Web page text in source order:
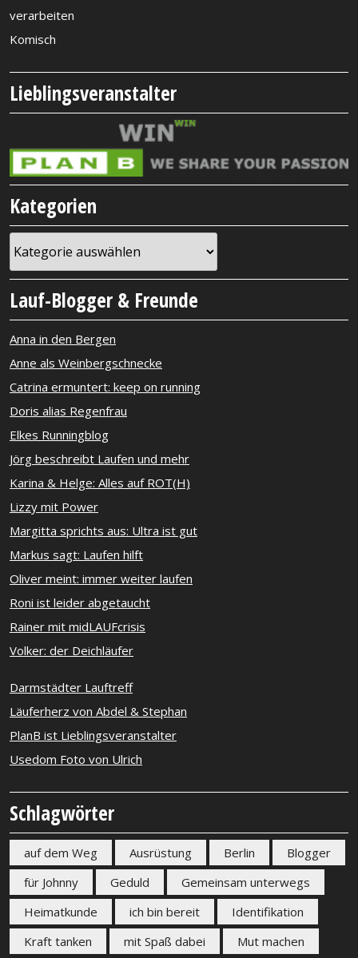
verarbeiten
Komisch
Lieblingsveranstalter
Kategorien
Lauf-Blogger & Freunde
Anna in den Bergen
Anne als Weinbergschnecke
Catrina ermuntert: keep on running
Doris alias Regenfrau
Elkes Runningblog
Jörg beschreibt Laufen und mehr
Karina & Helge: Alles auf ROT(H)
Lizzy mit Power
Margitta sprichts aus: Ultra ist gut
Markus sagt: Laufen hilft
Oliver meint: immer weiter laufen
Roni ist leider abgetaucht
Rainer mit midLAUFcrisis
Volker: der Deichläufer
Darmstädter Lauftreff
Läuferherz von Abdel & Stephan
PlanB ist Lieblingsveranstalter
Usedom Foto von Ulrich
Schlagwörter
auf dem Weg Ausrüstung Berlin
Blogger
für Johnny
Geduld
Gemeinsam unterwegs
Heimatkunde
ich bin bereit
Identifikation
Kraft tanken
mit Spaß dabei Mut machen